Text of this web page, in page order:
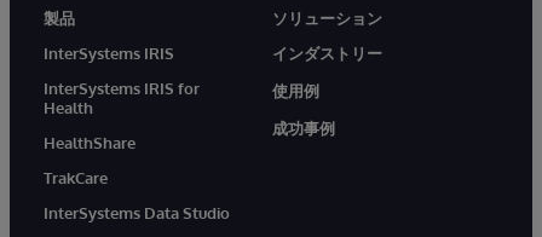
製品
InterSystems IRIS
InterSystems IRIS for
Health
HealthShare
TrakCare
InterSystems Data Studio
ソリューション
インダストリー
使用例
成功事例